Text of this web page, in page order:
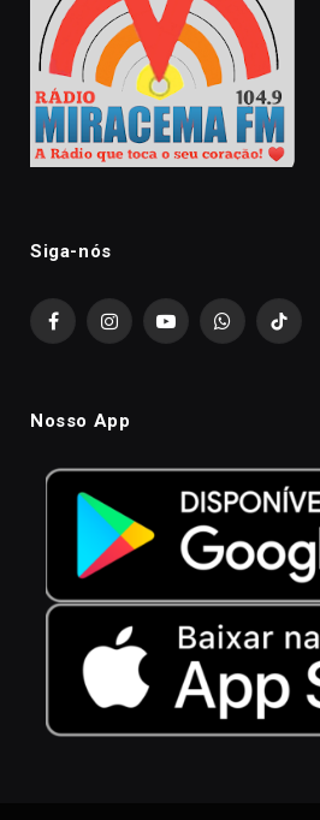
Siga-nós
FacebookInstagramYouTubeWhatsAppTikTok
Nosso App